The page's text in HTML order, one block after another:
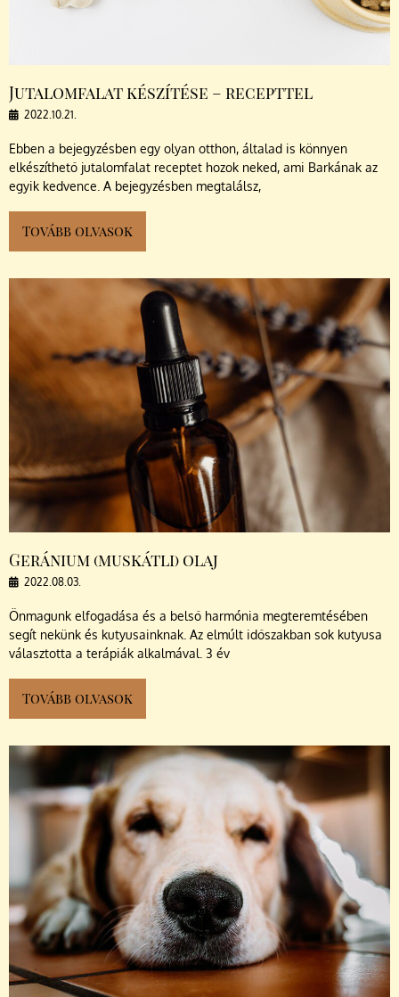
Jutalomfalat készítése – recepttel
2022.10.21.
Ebben a bejegyzésben egy olyan otthon, általad is könnyen
elkészíthető jutalomfalat receptet hozok neked, ami Barkának az
egyik kedvence. A bejegyzésben megtalálsz,
Tovább olvasok
Geránium (muskátli) olaj
2022.08.03.
Önmagunk elfogadása és a belső harmónia megteremtésében
segít nekünk és kutyusainknak. Az elmúlt időszakban sok kutyusa
választotta a terápiák alkalmával. 3 év
Tovább olvasok